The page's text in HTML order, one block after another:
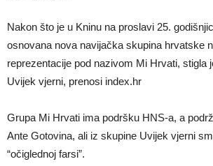
Nakon što je u Kninu na proslavi 25.
osnovana nova navijačka skupina hrvatske
reprezentacije pod nazivom Mi Hrvati, stigla
Uvijek vjerni, prenosi index.hr
Grupa Mi Hrvati ima podršku HNS-a, a
Ante Gotovina, ali iz skupine Uvijek vjerni
“očiglednoj farsi”.